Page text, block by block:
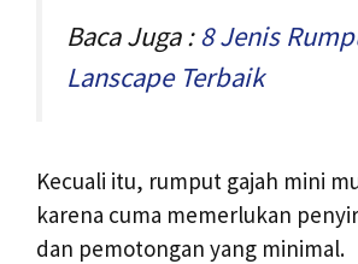
Baca Juga :8 Jenis
Lanscape Terbaik
Kecuali itu, rumput gajah mini
karena cuma memerlukan
dan pemotongan yang minimal.